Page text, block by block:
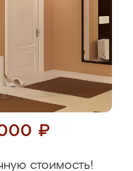
₽
стоимость!